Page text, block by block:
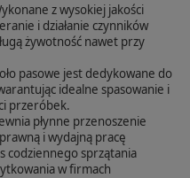
z wysokiej jakości
i działanie czynników
żywotność nawet przy
pasowe jest dedykowane do
idealne spasowanie i
przeróbek.
płynne przenoszenie
i wydajną pracę
codziennego sprzątania
w firmach